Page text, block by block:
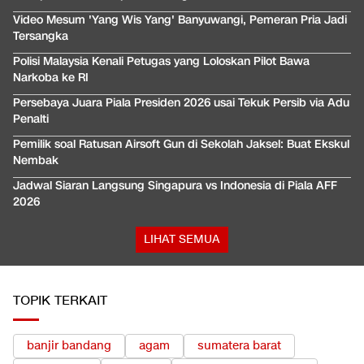
Video Mesum 'Yang Wis Yang' Banyuwangi, Pemeran Pria Jadi
Tersangka
Polisi Malaysia Kenali Petugas yang Loloskan Pilot Bawa
Narkoba ke RI
Persebaya Juara Piala Presiden 2026 usai Tekuk Persib via Adu
Penalti
Pemilik soal Ratusan Airsoft Gun di Sekolah Jaksel: Buat Ekskul
Nembak
Jadwal Siaran Langsung Singapura vs Indonesia di Piala AFF
2026
LIHAT SEMUA
TOPIK TERKAIT
banjir bandang agam
sumatera barat